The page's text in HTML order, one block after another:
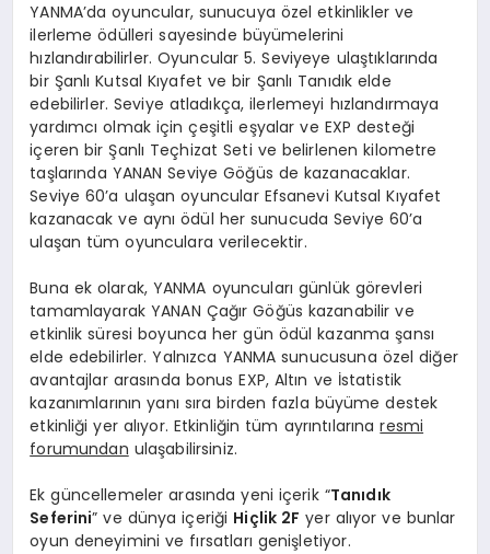
YANMA’da oyuncular, sunucuya özel etkinlikler ve
ilerleme ödülleri sayesinde büyümelerini
hızlandırabilirler. Oyuncular 5. Seviyeye ulaştıklarında
bir Şanlı Kutsal Kıyafet ve bir Şanlı Tanıdık elde
edebilirler. Seviye atladıkça, ilerlemeyi hızlandırmaya
yardımcı olmak için çeşitli eşyalar ve EXP desteği
içeren bir Şanlı Teçhizat Seti ve belirlenen kilometre
taşlarında YANAN Seviye Göğüs de kazanacaklar.
Seviye 60’a ulaşan oyuncular Efsanevi Kutsal Kıyafet
kazanacak ve aynı ödül her sunucuda Seviye 60’a
ulaşan tüm oyunculara verilecektir.
Buna ek olarak, YANMA oyuncuları günlük görevleri
tamamlayarak YANAN Çağır Göğüs kazanabilir ve
etkinlik süresi boyunca her gün ödül kazanma şansı
elde edebilirler. Yalnızca YANMA sunucusuna özel diğer
avantajlar arasında bonus EXP, Altın ve İstatistik
kazanımlarının yanı sıra birden fazla büyüme destek
etkinliği yer alıyor. Etkinliğin tüm ayrıntılarınaresmi
forumundan ulaşabilirsiniz.
Ek güncellemeler arasında yeni içerik “Tanıdık
Seferini” ve dünya içeriği Hiçlik 2F yer alıyor ve bunlar
oyun deneyimini ve fırsatları genişletiyor.